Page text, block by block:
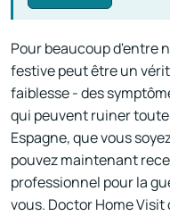
Pour beaucoup d'entre
festive peut être un
faiblesse - des
qui peuvent ruiner
Espagne, que vous
pouvez maintenant
professionnel pour la
vous. Doctor Home